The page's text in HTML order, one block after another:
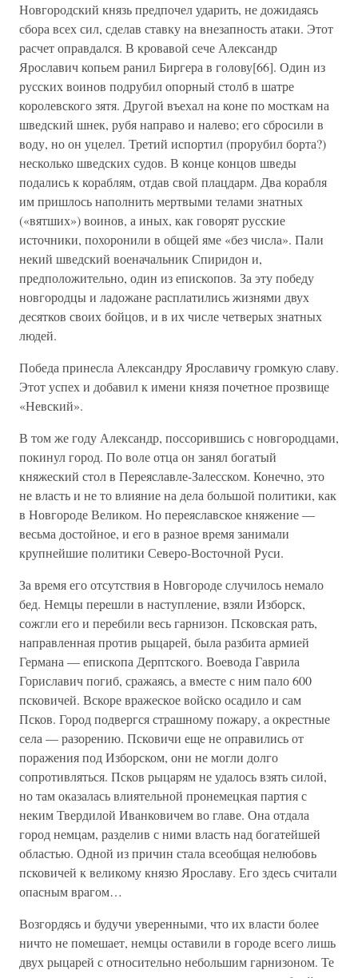
Новгородский князь предпочел ударить, не дожидаясь
сбора всех сил, сделав ставку на внезапность атаки. Этот
расчет оправдался. В кровавой сече Александр
Ярославич копьем ранил Биргера в голову[66]. Один из
русских воинов подрубил опорный столб в шатре
королевского зятя. Другой въехал на коне по мосткам на
шведский шнек, рубя направо и налево; его сбросили в
воду, но он уцелел. Третий испортил (прорубил борта?)
несколько шведских судов. В конце концов шведы
подались к кораблям, отдав свой плацдарм. Два корабля
им пришлось наполнить мертвыми телами знатных
(«вятших») воинов, а иных, как говорят русские
источники, похоронили в общей яме «без числа». Пали
некий шведский военачальник Спиридон и,
предположительно, один из епископов. За эту победу
новгородцы и ладожане расплатились жизнями двух
десятков своих бойцов, и в их числе четверых знатных
людей.
Победа принесла Александру Ярославичу громкую славу.
Этот успех и добавил к имени князя почетное прозвище
«Невский».
В том же году Александр, поссорившись с новгородцами,
покинул город. По воле отца он занял богатый
княжеский стол в Переяславле-Залесском. Конечно, это
не власть и не то влияние на дела большой политики, как
в Новгороде Великом. Но переяславское княжение —
весьма достойное, и его в разное время занимали
крупнейшие политики Северо-Восточной Руси.
За время его отсутствия в Новгороде случилось немало
бед. Немцы перешли в наступление, взяли Изборск,
сожгли его и перебили весь гарнизон. Псковская рать,
направленная против рыцарей, была разбита армией
Германа — епископа Дерптского. Воевода Гаврила
Гориславич погиб, сражаясь, а вместе с ним пало 600
псковичей. Вскоре вражеское войско осадило и сам
Псков. Город подвергся страшному пожару, а окрестные
села — разорению. Псковичи еще не оправились от
поражения под Изборском, они не могли долго
сопротивляться. Псков рыцарям не удалось взять силой,
но там оказалась влиятельной пронемецкая партия с
неким Твердилой Иванковичем во главе. Она отдала
город немцам, разделив с ними власть над богатейшей
областью. Одной из причин стала всеобщая нелюбовь
псковичей к великому князю Ярославу. Его здесь считали
опасным врагом…
Возгордясь и будучи уверенными, что их власти более
ничто не помешает, немцы оставили в городе всего лишь
двух рыцарей с относительно небольшим гарнизоном. Те